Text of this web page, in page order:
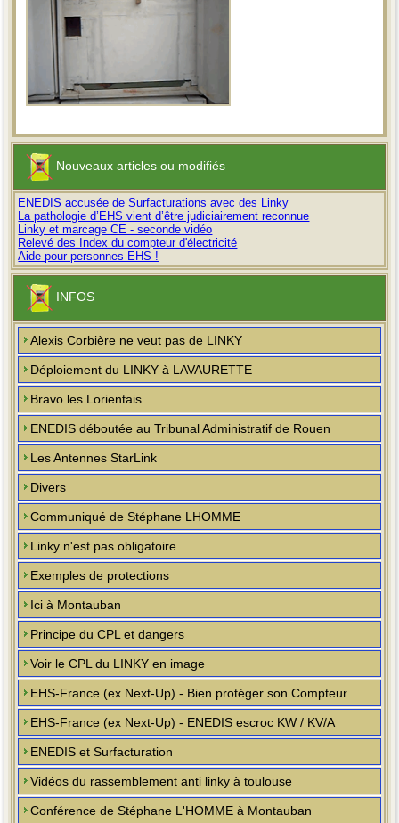
Nouveaux articles ou modifiés
ENEDIS accusée de Surfacturations avec des Linky
La pathologie d’EHS vient d’être judiciairement reconnue
Linky et marcage CE - seconde vidéo
Relevé des Index du compteur d'électricité
Aide pour personnes EHS !
INFOS
Alexis Corbière ne veut pas de LINKY
Déploiement du LINKY à LAVAURETTE
Bravo les Lorientais
ENEDIS déboutée au Tribunal Administratif de Rouen
Les Antennes StarLink
Divers
Communiqué de Stéphane LHOMME
Linky n'est pas obligatoire
Exemples de protections
Ici à Montauban
Principe du CPL et dangers
Voir le CPL du LINKY en image
EHS-France (ex Next-Up) - Bien protéger son Compteur
EHS-France (ex Next-Up) - ENEDIS escroc KW / KV/A
ENEDIS et Surfacturation
Vidéos du rassemblement anti linky à toulouse
Conférence de Stéphane L'HOMME à Montauban